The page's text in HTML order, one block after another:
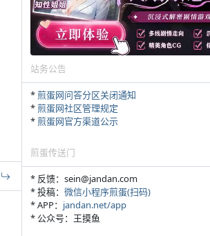
站务公告
*煎蛋网问答分区关闭通知
*煎蛋网社区管理规定
*煎蛋网官方渠道公示
煎蛋传送门
* 反馈：sein@jandan.com
* 投稿： 微信小程序煎蛋(扫码)
* APP： jandan.net/app
* 公众号：王摸鱼